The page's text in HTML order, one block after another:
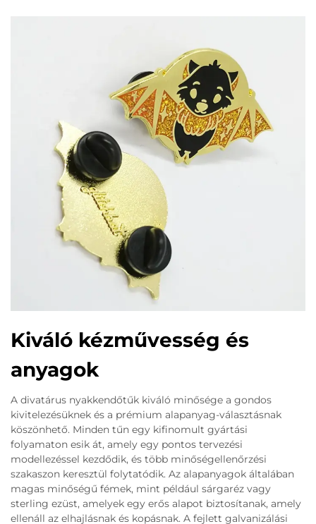
Kiváló kézművesség és
anyagok
A divatárus nyakkendőtűk kiváló minősége a gondos
kivitelezésüknek és a prémium alapanyag-választásnak
köszönhető. Minden tűn egy kifinomult gyártási
folyamaton esik át, amely egy pontos tervezési
modellezéssel kezdődik, és több minőségellenőrzési
szakaszon keresztül folytatódik. Az alapanyagok általában
magas minőségű fémek, mint például sárgaréz vagy
sterling ezüst, amelyek egy erős alapot biztosítanak, amely
ellenáll az elhajlásnak és kopásnak. A fejlett galvanizálási